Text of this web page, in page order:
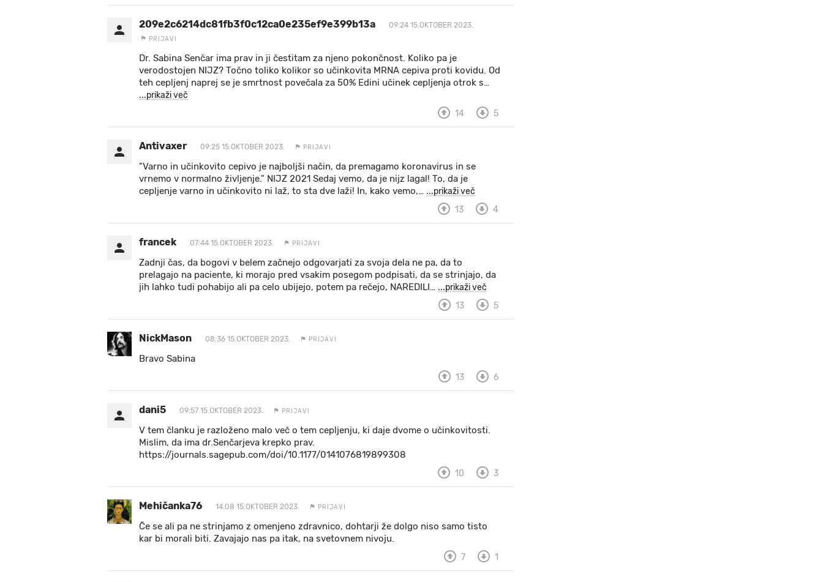
209e2c6214dc81fb3f0c12ca0e235ef9e399b13a 09:24 15.OKTOBER 2023.
PRIJAVI
Dr. Sabina Senčar ima prav in ji čestitam za njeno pokončnost. Koliko pa je
verodostojen NIJZ? Točno toliko kolikor so učinkovita MRNA cepiva proti kovidu. Od
teh cepljenj naprej se je smrtnost povečala za 50% Edini učinek cepljenja otrok s…
...prikaži več
14
5
Antivaxer 09:25 15.OKTOBER 2023. PRIJAVI
"Varno in učinkovito cepivo je najboljši način, da premagamo koronavirus in se
vrnemo v normalno življenje." NIJZ 2021 Sedaj vemo, da je nijz lagal! To, da je
cepljenje varno in učinkovito ni laž, to sta dve laži! In, kako vemo,… ...prikaži več
13
4
francek 07:44 15.OKTOBER 2023. PRIJAVI
Zadnji čas, da bogovi v belem začnejo odgovarjati za svoja dela ne pa, da to
prelagajo na paciente, ki morajo pred vsakim posegom podpisati, da se strinjajo, da
jih lahko tudi pohabijo ali pa celo ubijejo, potem pa rečejo, NAREDILI… ...prikaži več
13
5
NickMason 08:36 15.OKTOBER 2023. PRIJAVI
Bravo Sabina
13 6
dani5 09:57 15.OKTOBER 2023. PRIJAVI
V tem članku je razloženo malo več o tem cepljenju, ki daje dvome o učinkovitosti.
Mislim, da ima dr.Senčarjeva krepko prav.
https://journals.sagepub.com/doi/10.1177/0141076819899308
10 3
Mehičanka76 14:08 15.OKTOBER 2023. PRIJAVI
Če se ali pa ne strinjamo z omenjeno zdravnico, dohtarji že dolgo niso samo tisto
kar bi morali biti. Zavajajo nas pa itak, na svetovnem nivoju.
7 1